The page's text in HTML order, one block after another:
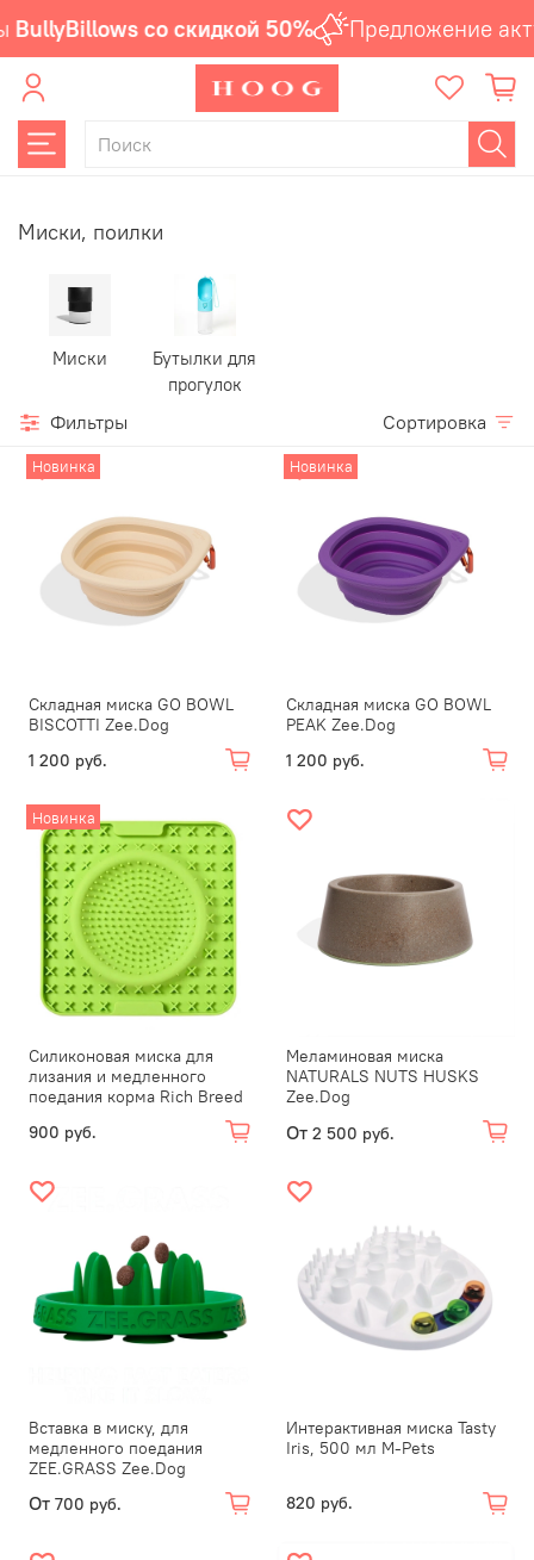
со скидкой 50% Предложение
Миски, поилки
Миски
Бутылки для
прогулок
Фильтры Сортировка
Новинка
Складная миска GO BOWL
BISCOTTI Zee.Dog
1 200 руб.
Новинка
Складная миска GO BOWL
PEAK Zee.Dog
1 200 руб.
Новинка
Силиконовая миска для
лизания и медленного
поедания корма Rich Breed
900 руб.
Меламиновая миска
NATURALS NUTS HUSKS
Zee.Dog
От 2 500 руб.
Вставка в миску, для
медленного поедания
ZEE.GRASS Zee.Dog
От 700 руб.
Интерактивная миска Tasty
Iris, 500 мл M-Pets
820 руб.